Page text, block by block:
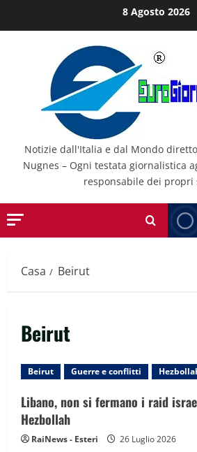
al
8 Agosto 2026
Notizie dall'Italia e dal Mondo
Nugnes – Ogni testata giornalistica
responsabile dei propri
Casa Beirut
Beirut
Beirut Guerre e conflitti
Libano, non si fermano i raid
Hezbollah
RaiNews - Esteri 26 Luglio 2026